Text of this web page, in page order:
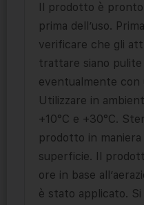
Il prodotto è
prima dell’uso.
verificare che gli
trattare siano
eventualmente con
Utilizzare in
+10°C e +30°C.
prodotto in
superficie. Il
ore in base
è stato applicato.